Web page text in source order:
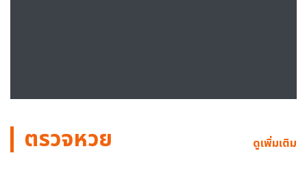
ตรวจหวย ดูเพิ่มเติม